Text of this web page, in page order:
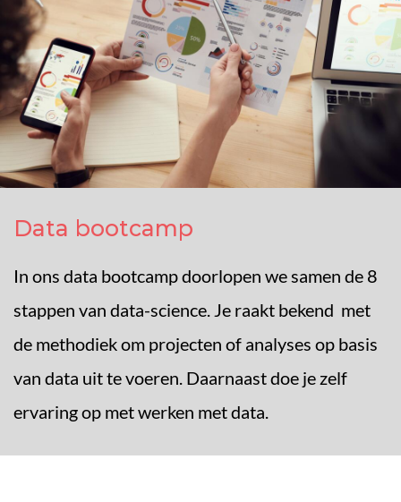
Data bootcamp
In ons data bootcamp doorlopen we samen de 8
stappen van data-science. Je raakt bekend met
de methodiek om projecten of analyses op basis
van data uit te voeren. Daarnaast doe je zelf
ervaring op met werken met data.